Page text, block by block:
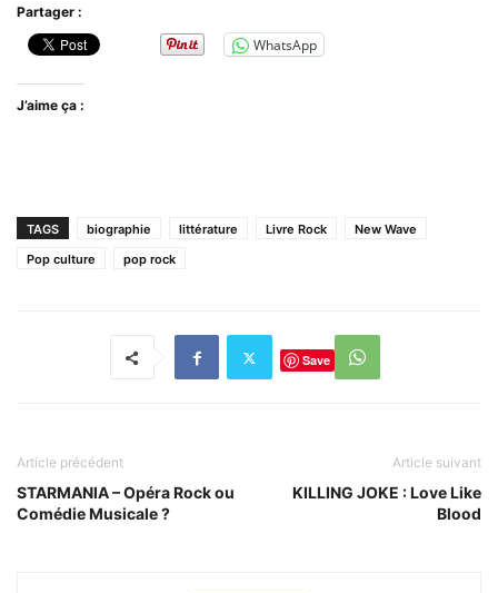
Partager :
WhatsApp
J’aime ça :
TAGS biographie littérature Livre Rock
New Wave
Pop culture
pop rock
Save
Article précédent
STARMANIA – Opéra Rock ou
Comédie Musicale ?
Article suivant
KILLING JOKE : Love Like
Blood